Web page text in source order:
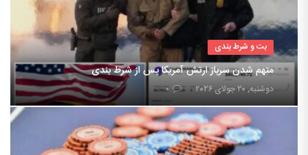
بت و شرط بندی
متهم شدن سرباز ارتش آمریکا پس از شرط بندی
دوشنبه, ۲۰ جولای ۲۰۲۶ ۰